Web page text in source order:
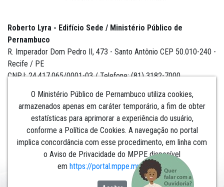
O Ministério Público de Pernambuco utiliza cookies,
armazenados apenas em caráter temporário, a fim de obter
estatísticas para aprimorar a experiência do usuário,
conforme a Política de Cookies. A navegação no portal
implica concordância com esse procedimento, em linha com
o Aviso de Privacidade do MPPE disponível
em https://portal.mppe.mp.br/lgpd.​​​​​​​
Roberto Lyra - Edifício Sede / Ministério Público de
Pernambuco
R. Imperador Dom Pedro II, 473 - Santo Antônio CEP 50.010-240 -
Recife / PE
CNPJ: 24.417.065/0001-03 / Telefone: (81) 3182-7000
Institucional
Comunicação